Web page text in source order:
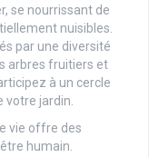
se nourrissant de
nuisibles.
par une diversité
arbres fruitiers et
à un cercle
jardin.
vie offre des
humain.